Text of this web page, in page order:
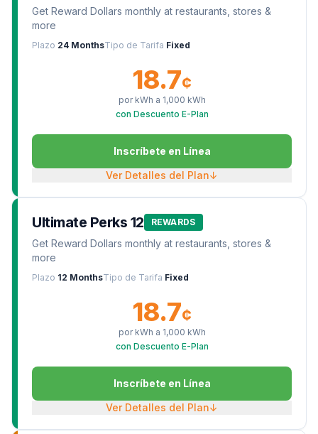
Get Reward Dollars monthly at restaurants, stores &
more
Plazo 24 MonthsTipo de Tarifa Fixed
18.7¢
por kWh a 1,000 kWh
con Descuento E-Plan
Inscríbete en Línea
Ver Detalles del Plan↓
Ultimate Perks 12 REWARDS
Get Reward Dollars monthly at restaurants, stores &
more
Plazo 12 MonthsTipo de Tarifa Fixed
18.7¢
por kWh a 1,000 kWh
con Descuento E-Plan
Inscríbete en Línea
Ver Detalles del Plan↓